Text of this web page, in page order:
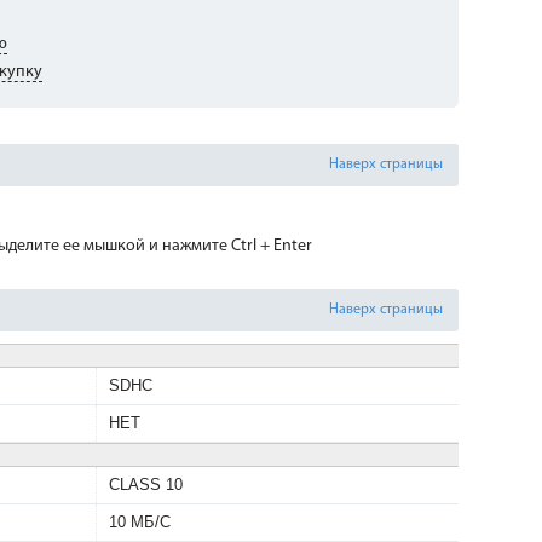
Наверх страницы
ее мышкой и нажмите Ctrl + Enter
Наверх страницы
SDHC
НЕТ
CLASS 10
10 МБ/С